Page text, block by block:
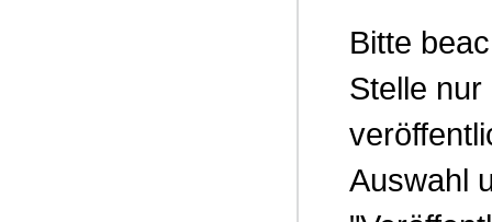
Bitte
Stelle
Auswahl